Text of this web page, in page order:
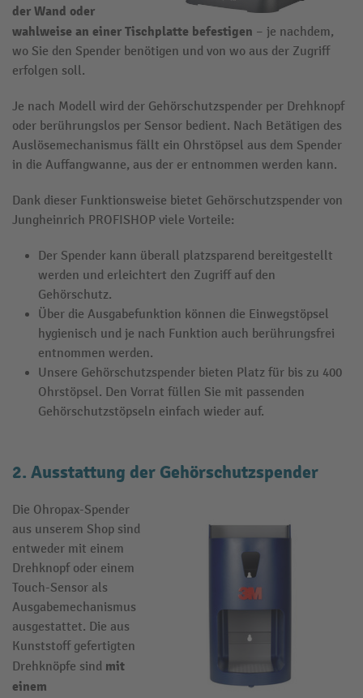
der Wand oder
wahlweise an einer Tischplatte befestigen – je nachdem,
wo Sie den Spender benötigen und von wo aus der Zugriff
erfolgen soll.
Je nach Modell wird der Gehörschutzspender per Drehknopf
oder berührungslos per Sensor bedient. Nach Betätigen des
Auslösemechanismus fällt ein Ohrstöpsel aus dem Spender
in die Auffangwanne, aus der er entnommen werden kann.
Dank dieser Funktionsweise bietet Gehörschutzspender von
Jungheinrich PROFISHOP viele Vorteile:
Der Spender kann überall platzsparend bereitgestellt
werden und erleichtert den Zugriff auf den
Gehörschutz.
Über die Ausgabefunktion können die Einwegstöpsel
hygienisch und je nach Funktion auch berührungsfrei
entnommen werden.
Unsere Gehörschutzspender bieten Platz für bis zu 400
Ohrstöpsel. Den Vorrat füllen Sie mit passenden
Gehörschutzstöpseln einfach wieder auf.
2. Ausstattung der Gehörschutzspender
Die Ohropax-Spender
aus unserem Shop sind
entweder mit einem
Drehknopf oder einem
Touch-Sensor als
Ausgabemechanismus
ausgestattet. Die aus
Kunststoff gefertigten
Drehknöpfe sind mit
einem